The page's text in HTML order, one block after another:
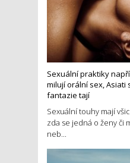
Sexuální praktiky
milují orální sex, Asiati
fantazie tají
Sexuální touhy mají
zda se jedná o ženy či
neb...